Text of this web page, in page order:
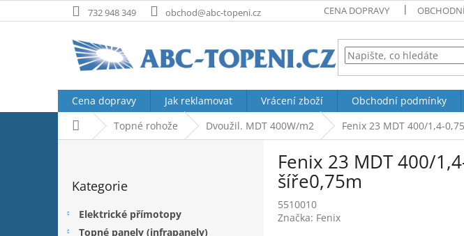
na
732 948 349 obchod@abc-topeni.cz CENA DOPRAVY
Cena dopravy Jak reklamovat Vrácení zboží Obchodní podmínky
Domů Topné rohože Dvoužil. MDT 400W/m2 Fenix 23 MDT 400/1,4-
kategorie
Kategorie
Elektrické přímotopy
Topné panely (infrapanely)
Fenix 23 MDT 400/
šíře0,75m
5510010
Značka: Fenix